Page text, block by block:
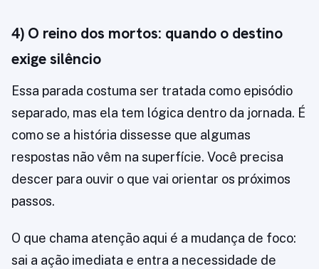
4) O reino dos mortos: quando o destino
exige silêncio
Essa parada costuma ser tratada como episódio
separado, mas ela tem lógica dentro da jornada. É
como se a história dissesse que algumas
respostas não vêm na superfície. Você precisa
descer para ouvir o que vai orientar os próximos
passos.
O que chama atenção aqui é a mudança de foco:
sai a ação imediata e entra a necessidade de